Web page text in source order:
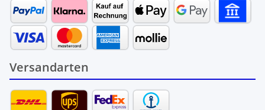
Versandarten